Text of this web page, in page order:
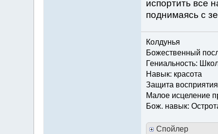
испортить все
поднимаясь с
Колдунья
Божественный
Гениальность:
Навык: красота
Защита восприятия
Малое исцеление
Бож. навык:
Спойлер